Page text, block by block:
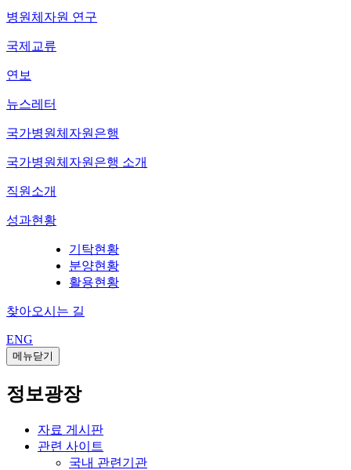
병원체자원 연구
국제교류
연보
뉴스레터
국가병원체자원은행
국가병원체자원은행 소개
직원소개
성과현황
기탁현황
분양현황
활용현황
찾아오시는 길
ENG
메뉴닫기
정보광장
자료 게시판
관련 사이트
국내 관련기관